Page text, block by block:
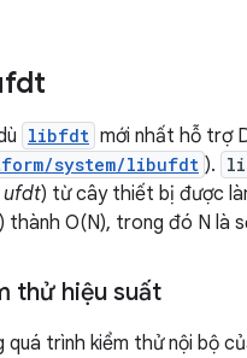
libfdt mới nhất hỗ trợ
system/libufdt ).
ufdt) từ cây thiết bị được
) thành O(N), trong đó N là
thử hiệu suất
quá trình kiểm thử nội bộ